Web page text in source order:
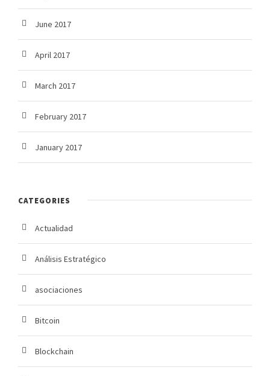
June 2017
April 2017
March 2017
February 2017
January 2017
CATEGORIES
Actualidad
Análisis Estratégico
asociaciones
Bitcoin
Blockchain